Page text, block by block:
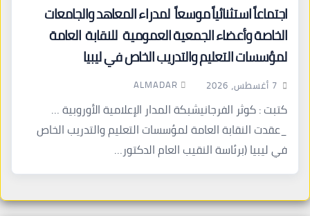
اجتماعاً استثنائياً موسعاً لمدراء المعاهد والجامعات
الخاصة وأعضاء الجمعية العمومية للنقابة العامة
لمؤسسات التعليم والتدريب الخاص في ليبيا
7 أغسطس، 2026 ALMADAR
كتبت : كوثر الفرجانيشبكة المدار الإعلامية الأوروبية …
_عقدت النقابة العامة لمؤسسات التعليم والتدريب الخاص
في ليبيا (برئاسة النقيب العام الدكتور…